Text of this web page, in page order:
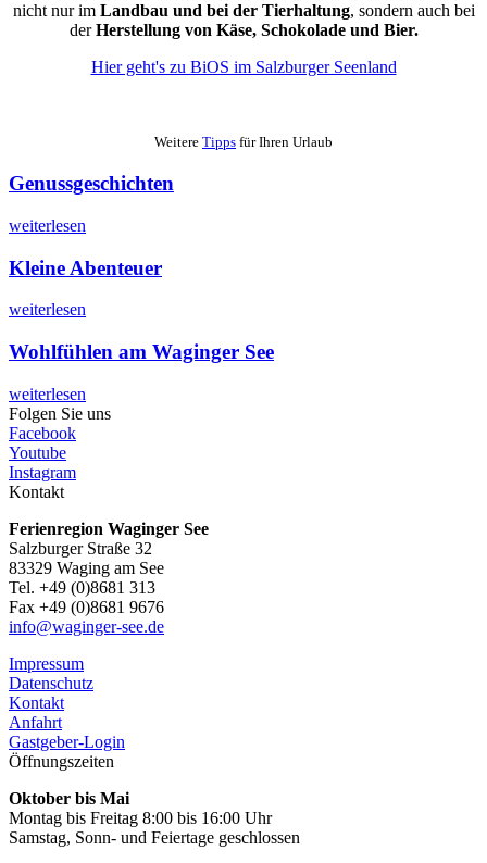
nicht nur imLandbau und bei der Tierhaltung, sondern auch bei
derHerstellung von Käse, Schokolade und Bier.
Hier geht's zu BiOS im Salzburger Seenland
Weitere Tipps für Ihren Urlaub
Genussgeschichten
weiterlesen
Kleine Abenteuer
weiterlesen
Wohlfühlen am Waginger See
weiterlesen
Folgen Sie uns
Facebook
Youtube
Instagram
Kontakt
Ferienregion Waginger See
Salzburger Straße 32
83329 Waging am See
Tel. +49 (0)8681 313
Fax +49 (0)8681 9676
info@waginger-see.de
Impressum
Datenschutz
Kontakt
Anfahrt
Gastgeber-Login
Öffnungszeiten
Oktober bis Mai
Montag bis Freitag 8:00 bis 16:00 Uhr
Samstag, Sonn- und Feiertage geschlossen